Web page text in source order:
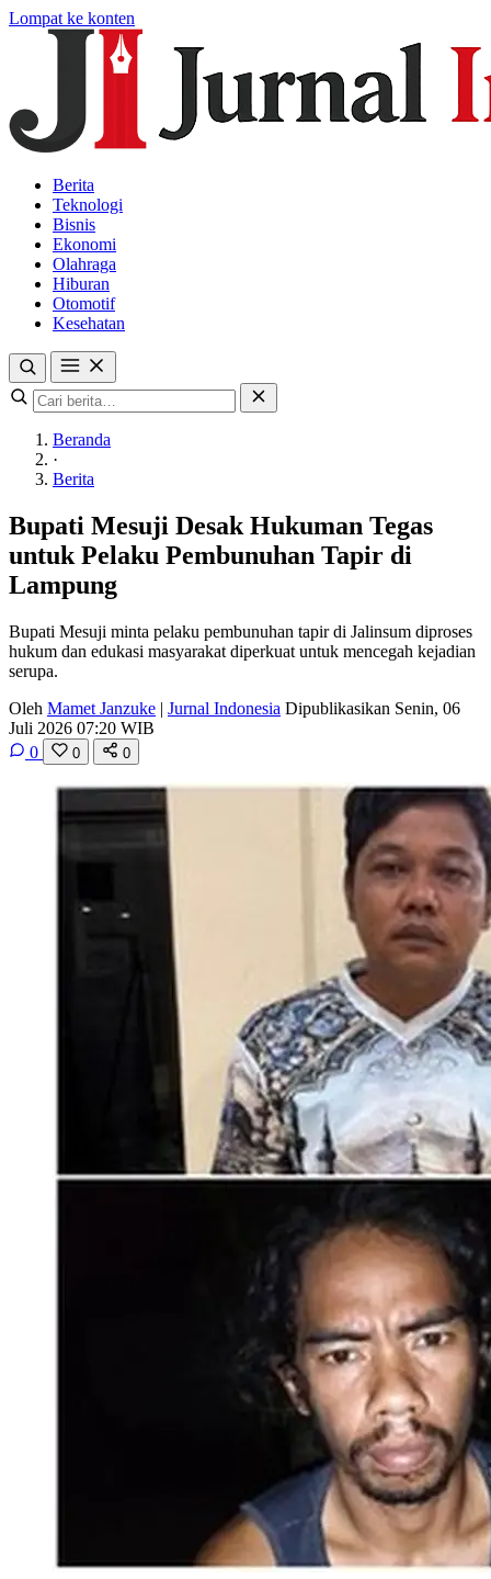
Lompat ke konten
Berita
Teknologi
Bisnis
Ekonomi
Olahraga
Hiburan
Otomotif
Kesehatan
Beranda
·
Berita
Bupati Mesuji Desak Hukuman Tegas
untuk Pelaku Pembunuhan Tapir di
Lampung
Bupati Mesuji minta pelaku pembunuhan tapir di Jalinsum diproses
hukum dan edukasi masyarakat diperkuat untuk mencegah kejadian
serupa.
Oleh Mamet Janzuke | Jurnal Indonesia Dipublikasikan Senin, 06
Juli 2026 07:20 WIB
0
0 0